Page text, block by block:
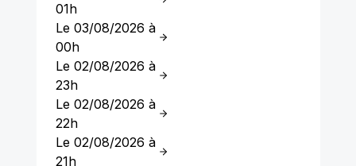
01h
Le 03/08/2026 à
00h
Le 02/08/2026 à
23h
Le 02/08/2026 à
22h
Le 02/08/2026 à
21h